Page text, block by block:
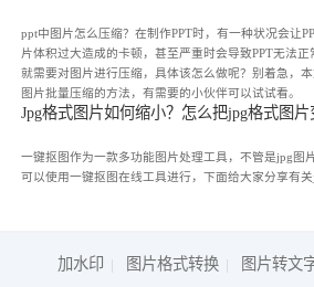
ppt中图片怎么压缩？在制作PPT时，有一种状况会让
片体积过大造成的卡顿，甚至严重时会导致PPT无法正
就需要对图片进行压缩，具体该怎么做呢？别着急，
图片批量压缩的方法，有需要的小伙伴可以试试看。
Jpg格式图片如何缩小？怎么把jpg格式图片
一键抠图作为一款多功能图片处理工具，不管是jpg图
可以使用一键抠图在线工具进行，下面给大家分享有关
加水印 图片格式转换 图片转文